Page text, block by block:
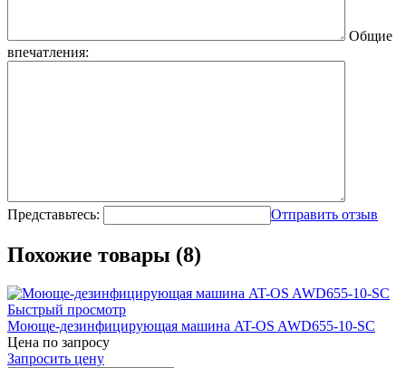
Общие
впечатления:
Представьтесь: Отправить отзыв
Похожие товары (8)
Быстрый просмотр
Моюще-дезинфицирующая машина AT-OS AWD655-10-SC
Цена по запросу
Запросить цену